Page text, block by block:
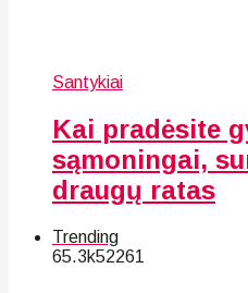
Santykiai
Kai pradėsite
sąmoningai,
draugų ratas
Trending
65.3k52261